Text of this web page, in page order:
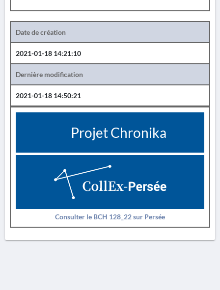
Date de création
2021-01-18 14:21:10
Dernière modification
2021-01-18 14:50:21
Projet Chronika
Consulter le BCH 128_22 sur Persée